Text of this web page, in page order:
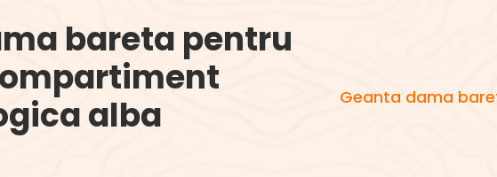
bareta pentru
alba
Geanta dama